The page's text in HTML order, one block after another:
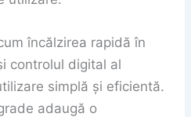
încălzirea rapidă în
controlul digital al
simplă și eficientă.
adaugă o